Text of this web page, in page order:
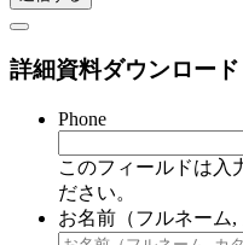
詳細資料ダウンロード
Phone
このフィールドは入
ださい。
お名前（フルネーム,